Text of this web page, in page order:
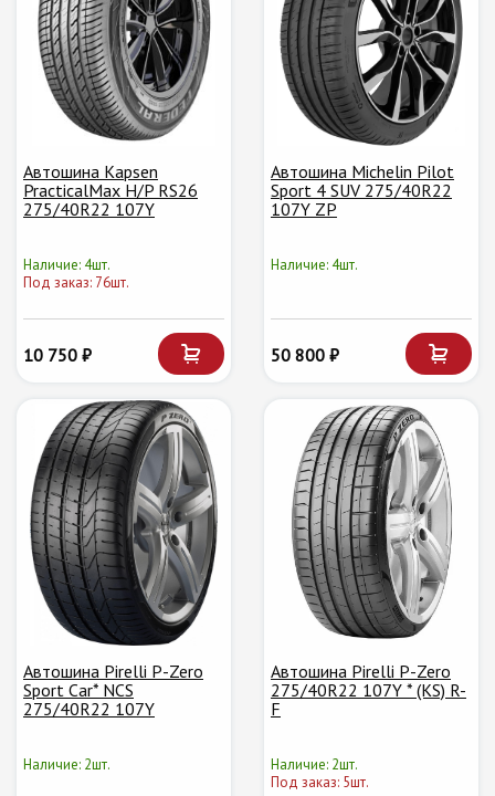
Автошина Kapsen
PracticalMax H/P RS26
275/40R22 107Y
Наличие: 4шт.
Под заказ: 76шт.
10 750 ₽
Автошина Michelin Pilot
Sport 4 SUV 275/40R22
107Y ZP
Наличие: 4шт.
50 800 ₽
Автошина Pirelli P-Zero
Sport Car* NCS
275/40R22 107Y
Наличие: 2шт.
Автошина Pirelli P-Zero
275/40R22 107Y * (KS) R-
F
Наличие: 2шт.
Под заказ: 5шт.